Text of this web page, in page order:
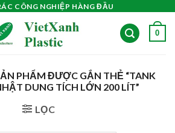
CÔNG NGHIỆP HÀNG ĐẦU
0
PHẨM ĐƯỢC GẮN THẺ “TANK
DUNG TÍCH LỚN 200 LÍT”
LỌC